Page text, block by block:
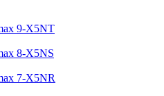
9-X5NT
8-X5NS
7-X5NR